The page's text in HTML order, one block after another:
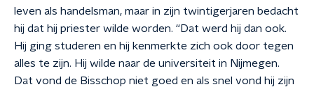
leven als handelsman, maar in zijn twintigerjaren bedacht
hij dat hij priester wilde worden. “Dat werd hij dan ook.
Hij ging studeren en hij kenmerkte zich ook door tegen
alles te zijn. Hij wilde naar de universiteit in Nijmegen.
Dat vond de Bisschop niet goed en als snel vond hij zijn